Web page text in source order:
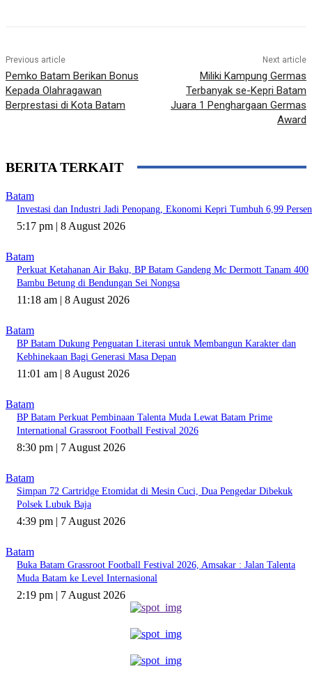
Previous article
Pemko Batam Berikan Bonus
Kepada Olahragawan
Berprestasi di Kota Batam
Next article
Miliki Kampung Germas
Terbanyak se-Kepri Batam
Juara 1 Penghargaan Germas
Award
BERITA TERKAIT
Batam
Investasi dan Industri Jadi Penopang, Ekonomi Kepri Tumbuh 6,99 Persen
5:17 pm | 8 August 2026
Batam
Perkuat Ketahanan Air Baku, BP Batam Gandeng Mc Dermott Tanam 400
Bambu Betung di Bendungan Sei Nongsa
11:18 am | 8 August 2026
Batam
BP Batam Dukung Penguatan Literasi untuk Membangun Karakter dan
Kebhinekaan Bagi Generasi Masa Depan
11:01 am | 8 August 2026
Batam
BP Batam Perkuat Pembinaan Talenta Muda Lewat Batam Prime
International Grassroot Football Festival 2026
8:30 pm | 7 August 2026
Batam
Simpan 72 Cartridge Etomidat di Mesin Cuci, Dua Pengedar Dibekuk
Polsek Lubuk Baja
4:39 pm | 7 August 2026
Batam
Buka Batam Grassroot Football Festival 2026, Amsakar : Jalan Talenta
Muda Batam ke Level Internasional
2:19 pm | 7 August 2026